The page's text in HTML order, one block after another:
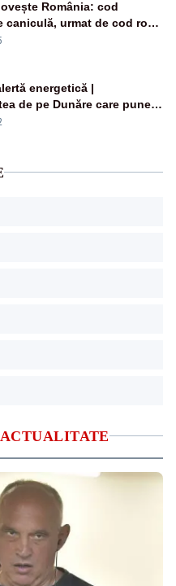
ACTUALITATE
România: cod
caniculă, urmat de cod roșu
urcă spre 40°C
energetică |
de pe Dunăre care pune
Cernavodă era